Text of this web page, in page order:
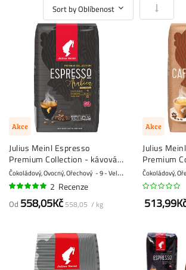
Akce
Julius Meinl Espresso
Premium Collection - kávová
zrna - 1 kg
Čokoládový, Ovocný, Ořechový 9 - Velmi silný
2 Recenze
Od 558,05Kč 558,05 / kg
Akce
Julius
Premium
zrna - 1 kg
Čokoládový,